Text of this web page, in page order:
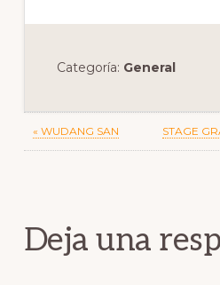
Categoría: General
Previous
Post:
« WUDANG SAN
Next
Post:
STAGE
Deja una